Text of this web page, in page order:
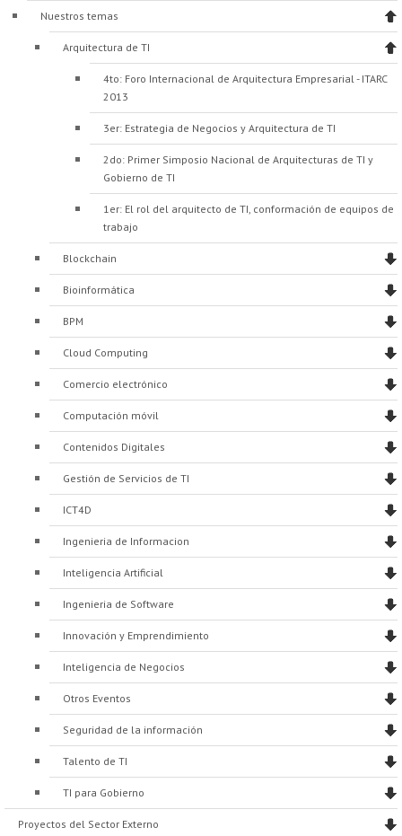
Nuestros temas
Arquitectura de TI
4to: Foro Internacional de Arquitectura Empresarial - ITARC
2013
3er: Estrategia de Negocios y Arquitectura de TI
2do: Primer Simposio Nacional de Arquitecturas de TI y
Gobierno de TI
1er: El rol del arquitecto de TI, conformación de equipos de
trabajo
Blockchain
Bioinformática
BPM
Cloud Computing
Comercio electrónico
Computación móvil
Contenidos Digitales
Gestión de Servicios de TI
ICT4D
Ingenieria de Informacion
Inteligencia Artificial
Ingenieria de Software
Innovación y Emprendimiento
Inteligencia de Negocios
Otros Eventos
Seguridad de la información
Talento de TI
TI para Gobierno
Proyectos del Sector Externo